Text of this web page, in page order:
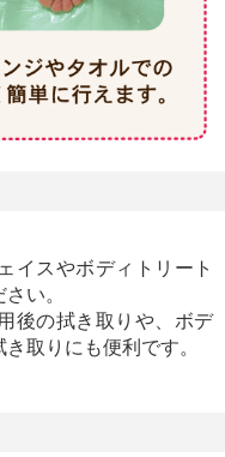
イスやボディトリート
い。
後の拭き取りや、ボデ
取りにも便利です。